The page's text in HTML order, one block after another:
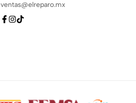
ventas@elreparo.mx